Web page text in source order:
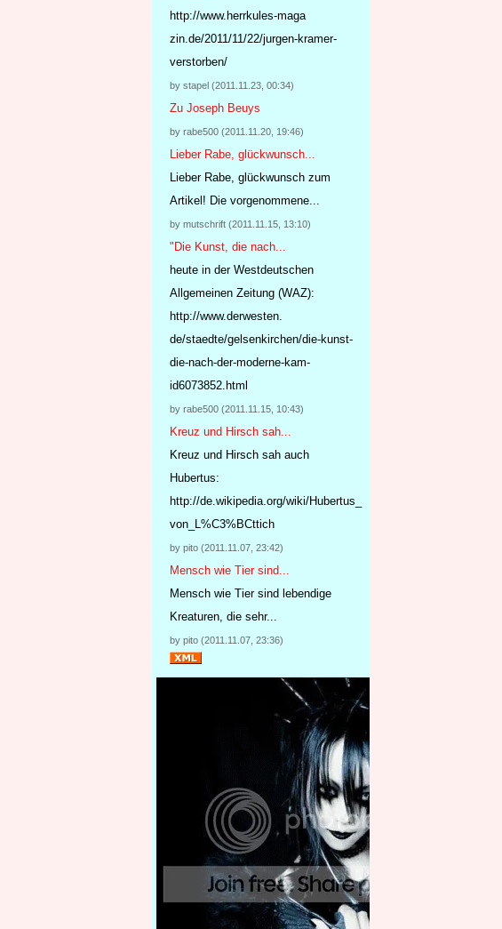
http://www.herrkules-maga
zin.de/2011/11/22/jurgen-kramer-
verstorben/
by stapel (2011.11.23, 00:34)
Zu Joseph Beuys
by rabe500 (2011.11.20, 19:46)
Lieber Rabe, glückwunsch...
Lieber Rabe, glückwunsch zum
Artikel! Die vorgenommene...
by mutschrift (2011.11.15, 13:10)
"Die Kunst, die nach...
heute in der Westdeutschen
Allgemeinen Zeitung (WAZ):
http://www.derwesten.
de/staedte/gelsenkirchen/die-kunst-
die-nach-der-moderne-kam-
id6073852.html
by rabe500 (2011.11.15, 10:43)
Kreuz und Hirsch sah...
Kreuz und Hirsch sah auch
Hubertus:
http://de.wikipedia.org/wiki/Hubertus_
von_L%C3%BCttich
by pito (2011.11.07, 23:42)
Mensch wie Tier sind...
Mensch wie Tier sind lebendige
Kreaturen, die sehr...
by pito (2011.11.07, 23:36)